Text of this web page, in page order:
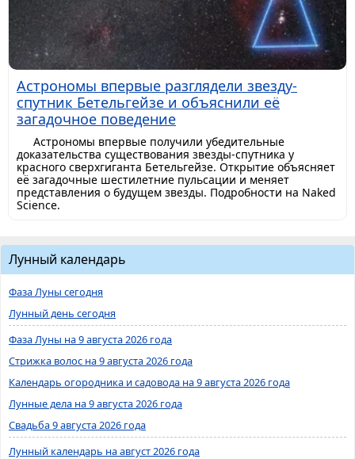
Астрономы впервые разглядели звезду-
спутник Бетельгейзе и объяснили её
загадочное поведение
Астрономы впервые получили убедительные
доказательства существования звезды-спутника у
красного сверхгиганта Бетельгейзе. Открытие объясняет
её загадочные шестилетние пульсации и меняет
представления о будущем звезды. Подробности на Naked
Science.
Лунный календарь
Фаза Луны сегодня
Лунный день сегодня
Фаза Луны на 9 августа 2026 года
Стрижка волос на 9 августа 2026 года
Календарь огородника и садовода на 9 августа 2026 года
Лунные дела на 9 августа 2026 года
Свадьба 9 августа 2026 года
Лунный календарь на август 2026 года